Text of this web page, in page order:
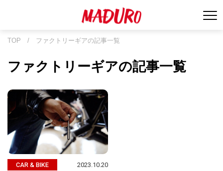
TOP / ファクトリーギアの記事一覧
ファクトリーギアの記事一覧
CAR & BIKE 2023.10.20